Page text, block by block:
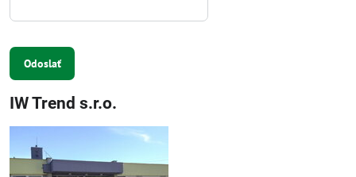
Odoslať
IW Trend s.r.o.